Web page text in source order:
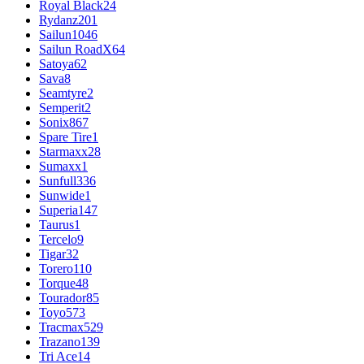
Royal Black24
Rydanz201
Sailun1046
Sailun RoadX64
Satoya62
Sava8
Seamtyre2
Semperit2
Sonix867
Spare Tire1
Starmaxx28
Sumaxx1
Sunfull336
Sunwide1
Superia147
Taurus1
Tercelo9
Tigar32
Torero110
Torque48
Tourador85
Toyo573
Tracmax529
Trazano139
Tri Ace14